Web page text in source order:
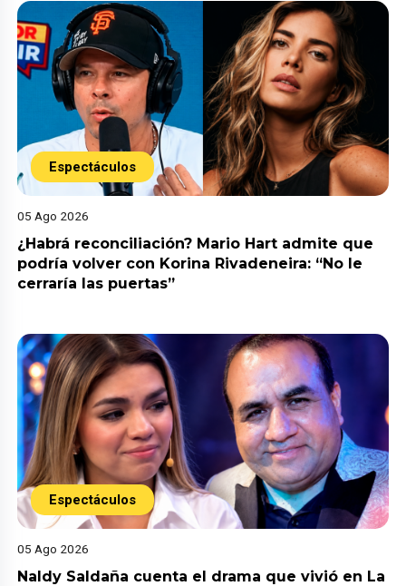
Espectáculos
05 Ago 2026
¿Habrá reconciliación? Mario Hart admite que
podría volver con Korina Rivadeneira: “No le
cerraría las puertas”
Espectáculos
05 Ago 2026
Naldy Saldaña cuenta el drama que vivió en La